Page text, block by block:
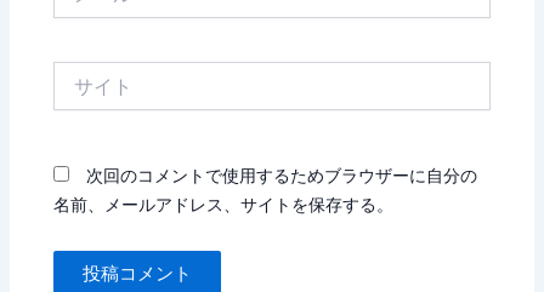
次回のコメントで使用するためブラウザーに自分の
名前、メールアドレス、サイトを保存する。